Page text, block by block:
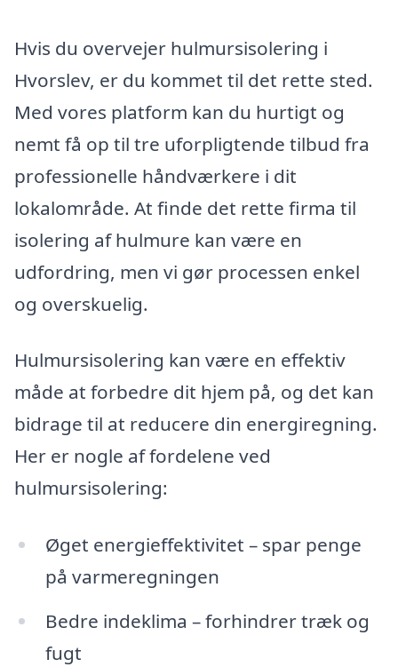
Hvis du overvejer hulmursisolering i
Hvorslev, er du kommet til det rette sted.
Med vores platform kan du hurtigt og
nemt få op til tre uforpligtende tilbud fra
professionelle håndværkere i dit
lokalområde. At finde det rette firma til
isolering af hulmure kan være en
udfordring, men vi gør processen enkel
og overskuelig.
Hulmursisolering kan være en effektiv
måde at forbedre dit hjem på, og det kan
bidrage til at reducere din energiregning.
Her er nogle af fordelene ved
hulmursisolering:
Øget energieffektivitet – spar penge
på varmeregningen
Bedre indeklima – forhindrer træk og
fugt